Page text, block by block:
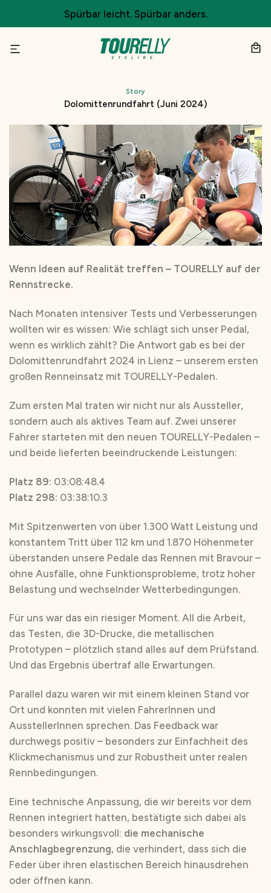
Spürbar leicht. Spürbar anders.
Story
Dolomittenrundfahrt (Juni 2024)
Wenn Ideen auf Realität treffen – TOURELLY auf der
Rennstrecke.
Nach Monaten intensiver Tests und Verbesserungen
wollten wir es wissen: Wie schlägt sich unser Pedal,
wenn es wirklich zählt? Die Antwort gab es bei der
Dolomittenrundfahrt 2024 in Lienz – unserem ersten
großen Renneinsatz mit TOURELLY-Pedalen.
Zum ersten Mal traten wir nicht nur als Aussteller,
sondern auch als aktives Team auf. Zwei unserer
Fahrer starteten mit den neuen TOURELLY-Pedalen –
und beide lieferten beeindruckende Leistungen:
Platz 89: 03:08:48.4
Platz 298: 03:38:10.3
Mit Spitzenwerten von über 1.300 Watt Leistung und
konstantem Tritt über 112 km und 1.870 Höhenmeter
überstanden unsere Pedale das Rennen mit Bravour –
ohne Ausfälle, ohne Funktionsprobleme, trotz hoher
Belastung und wechselnder Wetterbedingungen.
Für uns war das ein riesiger Moment. All die Arbeit,
das Testen, die 3D-Drucke, die metallischen
Prototypen – plötzlich stand alles auf dem Prüfstand.
Und das Ergebnis übertraf alle Erwartungen.
Parallel dazu waren wir mit einem kleinen Stand vor
Ort und konnten mit vielen FahrerInnen und
AusstellerInnen sprechen. Das Feedback war
durchwegs positiv – besonders zur Einfachheit des
Klickmechanismus und zur Robustheit unter realen
Rennbedingungen.
Eine technische Anpassung, die wir bereits vor dem
Rennen integriert hatten, bestätigte sich dabei als
besonders wirkungsvoll: die mechanische
Anschlagbegrenzung, die verhindert, dass sich die
Feder über ihren elastischen Bereich hinausdrehen
oder öffnen kann.